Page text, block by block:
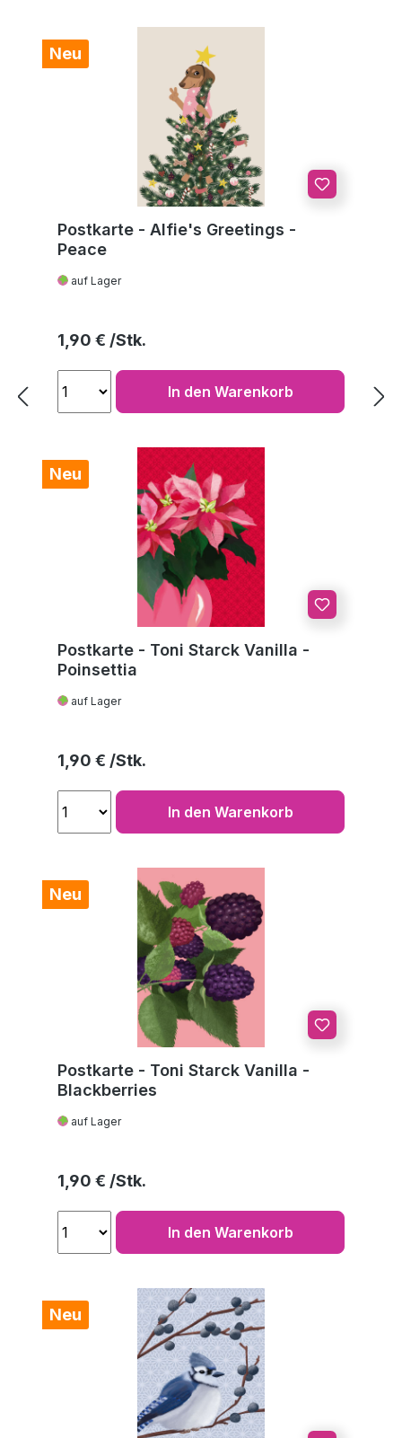
Neu
Postkarte - Alfie's Greetings -
Peace
auf Lager
Regulärer Preis:
1,90 €
In den Warenkorb
Neu
Postkarte - Toni Starck Vanilla -
Poinsettia
auf Lager
Regulärer Preis:
1,90 €
In den Warenkorb
Neu
Postkarte - Toni Starck Vanilla -
Blackberries
auf Lager
Regulärer Preis:
1,90 €
In den Warenkorb
Neu